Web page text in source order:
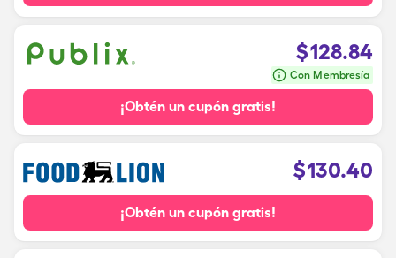
$128.84
Con Membresía
¡Obtén un cupón gratis!
$130.40
¡Obtén un cupón gratis!